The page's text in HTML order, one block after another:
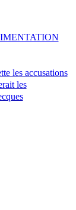
les accusations
les